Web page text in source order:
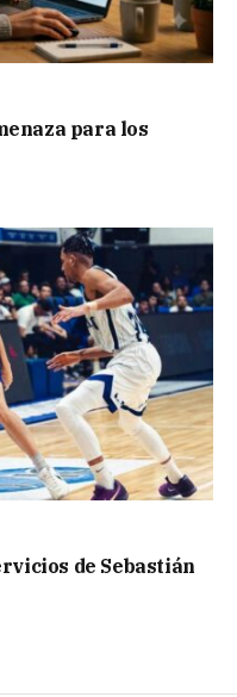
para los
de Sebastián